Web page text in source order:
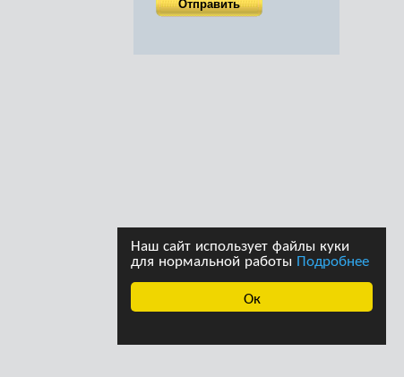
Ок
Наш сайт использует файлы куки
для нормальной работы Подробнее